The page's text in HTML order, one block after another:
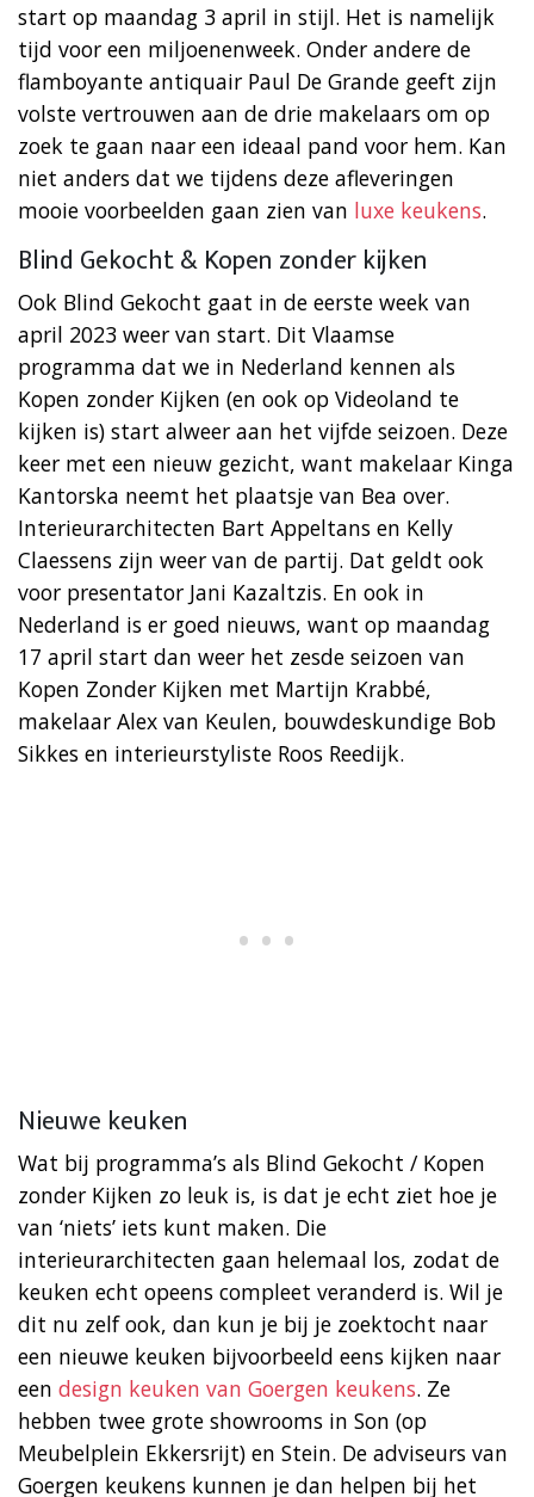
start op maandag 3 april in stijl. Het is namelijk
tijd voor een miljoenenweek. Onder andere de
flamboyante antiquair Paul De Grande geeft zijn
volste vertrouwen aan de drie makelaars om op
zoek te gaan naar een ideaal pand voor hem. Kan
niet anders dat we tijdens deze afleveringen
mooie voorbeelden gaan zien van luxe keukens.
Blind Gekocht & Kopen zonder kijken
Ook Blind Gekocht gaat in de eerste week van
april 2023 weer van start. Dit Vlaamse
programma dat we in Nederland kennen als
Kopen zonder Kijken (en ook op Videoland te
kijken is) start alweer aan het vijfde seizoen. Deze
keer met een nieuw gezicht, want makelaar Kinga
Kantorska neemt het plaatsje van Bea over.
Interieurarchitecten Bart Appeltans en Kelly
Claessens zijn weer van de partij. Dat geldt ook
voor presentator Jani Kazaltzis. En ook in
Nederland is er goed nieuws, want op maandag
17 april start dan weer het zesde seizoen van
Kopen Zonder Kijken met Martijn Krabbé,
makelaar Alex van Keulen, bouwdeskundige Bob
Sikkes en interieurstyliste Roos Reedijk.
Nieuwe keuken
Wat bij programma’s als Blind Gekocht / Kopen
zonder Kijken zo leuk is, is dat je echt ziet hoe je
van ‘niets’ iets kunt maken. Die
interieurarchitecten gaan helemaal los, zodat de
keuken echt opeens compleet veranderd is. Wil je
dit nu zelf ook, dan kun je bij je zoektocht naar
een nieuwe keuken bijvoorbeeld eens kijken naar
een design keuken van Goergen keukens. Ze
hebben twee grote showrooms in Son (op
Meubelplein Ekkersrijt) en Stein. De adviseurs van
Goergen keukens kunnen je dan helpen bij het